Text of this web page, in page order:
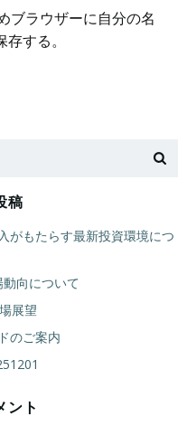
ブラウザーに自分の名
する。
稿
がもたらす最新投資環境につ
向について
展望
のご案内
ント